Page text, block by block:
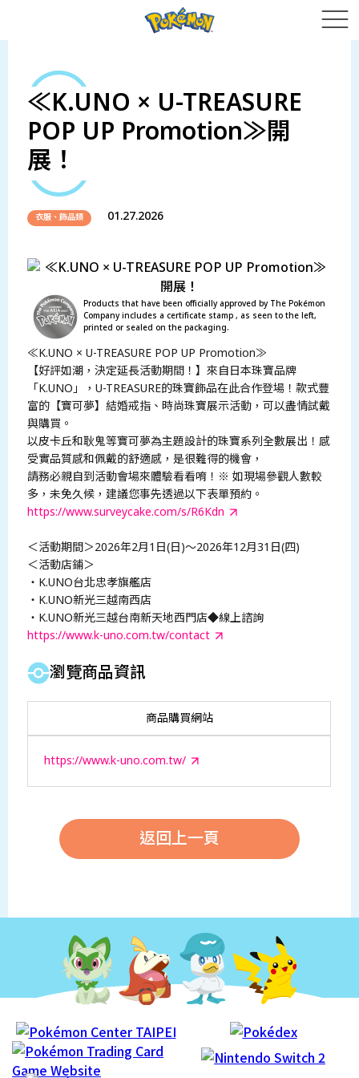
≪K.UNO × U-TREASURE
POP UP Promotion≫開
展！
衣服、飾品類 01.27.2026
Products that have been officially approved by The Pokémon
Company includes a certificate stamp , as seen to the left,
printed or sealed on the packaging.
≪K.UNO × U-TREASURE POP UP Promotion≫
【好評如潮，決定延長活動期間！】來自日本珠寶品牌
「K.UNO」，U-TREASURE的珠寶飾品在此合作登場！款式豐
富的【寶可夢】結婚戒指、時尚珠寶展示活動，可以盡情試戴
與購買。
以皮卡丘和耿鬼等寶可夢為主題設計的珠寶系列全數展出！感
受實品質感和佩戴的舒適感，是很難得的機會，
請務必親自到活動會場來體驗看看唷！※ 如現場參觀人數較
多，未免久候，建議您事先透過以下表單預約。
https://www.surveycake.com/s/R6Kdn
＜活動期間＞2026年2月1日(日)～2026年12月31日(四)
＜活動店鋪＞
・K.UNO台北忠孝旗艦店
・K.UNO新光三越南西店
・K.UNO新光三越台南新天地西門店◆線上諮詢
https://www.k-uno.com.tw/contact
瀏覽商品資訊
商品購買網站
https://www.k-uno.com.tw/
返回上一頁